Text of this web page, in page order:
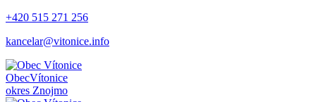
+420 515 271 256
kancelar@vitonice.info
ObecVítonice
okres Znojmo